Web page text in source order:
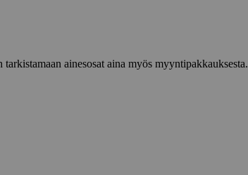
ainesosat aina myös myyntipakkauksesta.